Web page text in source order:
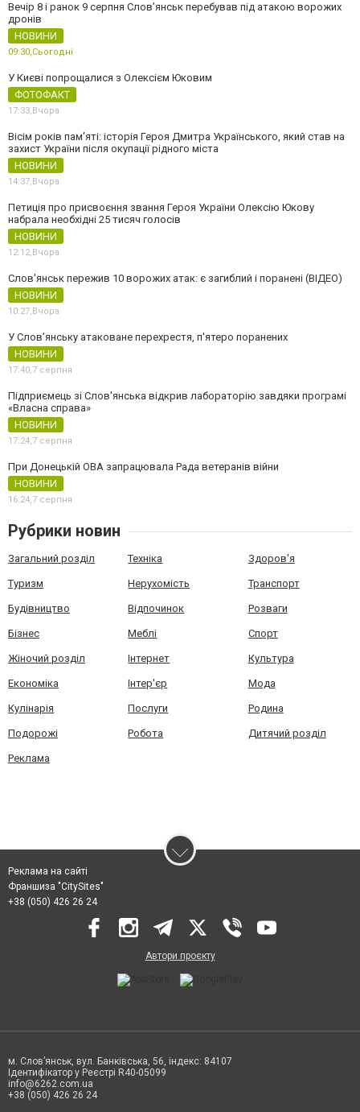
Вечір 8 і ранок 9 серпня Слов’янськ перебував під атакою ворожих
дронів
НОВИНИ
09:30,Сьогодні
У Києві попрощалися з Олексієм Юковим
ФОТОФАКТ
17:33,Вчора
Вісім років пам'яті: історія Героя Дмитра Українського, який став на
захист України після окупації рідного міста
НОВИНИ
14:37,Вчора
Петиція про присвоєння звання Героя України Олексію Юкову
набрала необхідні 25 тисяч голосів
НОВИНИ
12:12,Вчора
Слов'янськ пережив 10 ворожих атак: є загиблий і поранені (ВІДЕО)
НОВИНИ
10:27,Вчора
У Слов’янську атаковане перехрестя, п'ятеро поранених
НОВИНИ
17:40,7 серпня
Підприємець зі Слов'янська відкрив лабораторію завдяки програмі
«Власна справа»
НОВИНИ
17:24,7 серпня
При Донецькій ОВА запрацювала Рада ветеранів війни
НОВИНИ
16:24,7 серпня
Рубрики новин
Загальний розділ Техніка Здоров'я
Туризм Нерухомість Транспорт
Будівництво Відпочинок Розваги
Бізнес Меблі Спорт
Жіночий розділ Інтернет Культура
Економіка Інтер'єр Мода
Кулінарія Послуги Родина
Подорожі Робота Дитячий розділ
Реклама
Реклама на сайті
Франшиза "CitySites"
+38 (050) 426 26 24
Автори проєкту
м. Слов’янськ, вул. Банківська, 56, індекс: 84107
Ідентифікатор у Реєстрі R40-05099
info@6262.com.ua
+38 (050) 426 26 24